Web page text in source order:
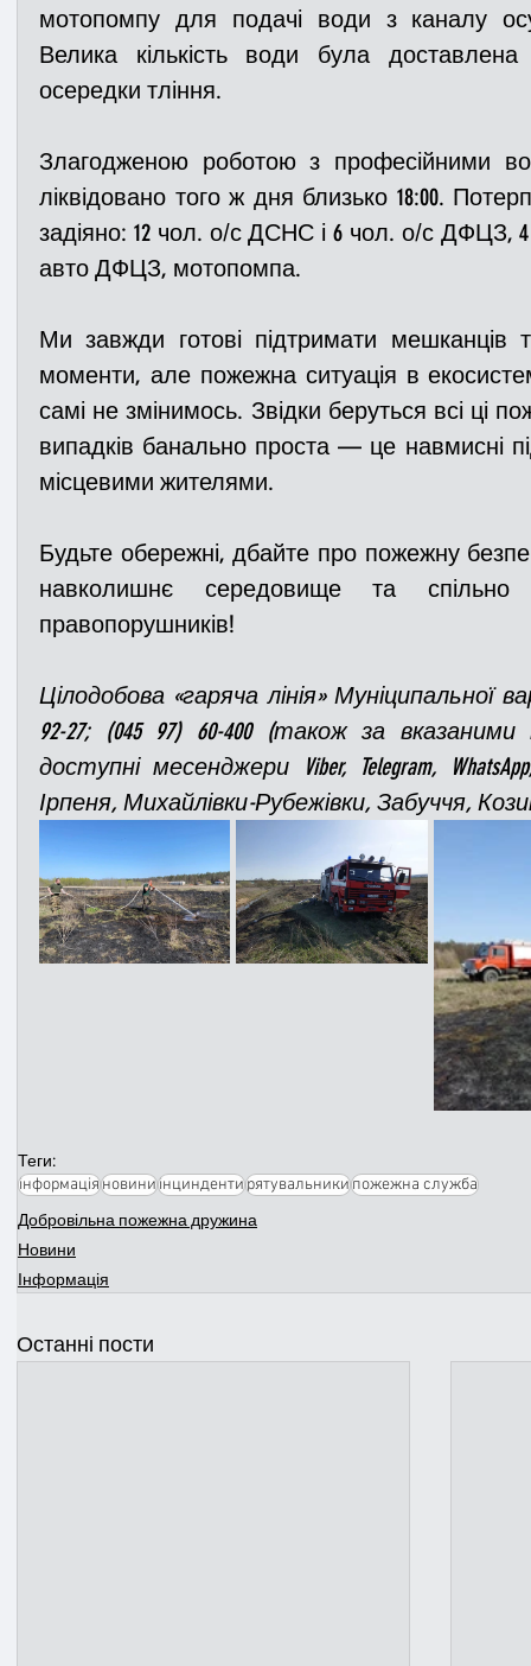
мотопомпу для подачі води з каналу
Велика кількість води була
осередки тління.
Злагодженою роботою з професійними
ліквідовано того ж дня близько 18:00.
задіяно: 12 чол. о/с ДСНС і 6 чол. о/с ДФЦЗ,
авто ДФЦЗ, мотопомпа.
Ми завжди готові підтримати мешканців
моменти, але пожежна ситуація в
самі не змінимось. Звідки беруться всі ці
випадків банально проста — це навмисні
місцевими жителями.
Будьте обережні, дбайте про пожежну
навколишнє середовище та
правопорушників!
Цілодобова «гаряча лінія» Муніципальної
92-27; (045 97) 60-400 (також за
доступні месенджери Viber, Telegram,
Ірпеня, Михайлівки-Рубежівки, Забуччя,
Теги:
інформаціяновиниінциндентирятувальникипожежна служба
Добровільна пожежна дружина
Новини
Інформація
Останні пости